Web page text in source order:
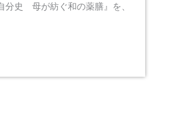
分史 母が紡ぐ和の薬膳』を、